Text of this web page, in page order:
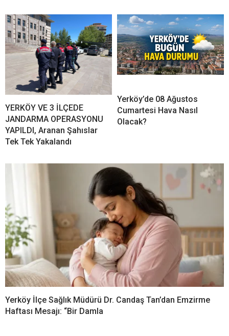
YERKÖY VE 3 İLÇEDE
JANDARMA OPERASYONU
YAPILDI, Aranan Şahıslar
Tek Tek Yakalandı
Yerköy’de 08 Ağustos
Cumartesi Hava Nasıl
Olacak?
Yerköy İlçe Sağlık Müdürü Dr. Candaş Tan’dan Emzirme
Haftası Mesajı: “Bir Damla